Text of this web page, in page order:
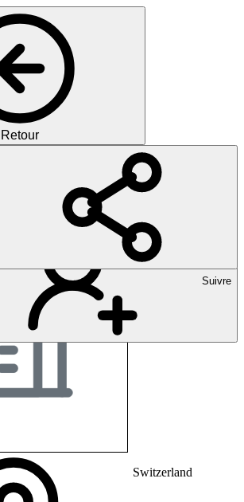
Retour
Suivre
Neurothek - Praxis
Switzerland